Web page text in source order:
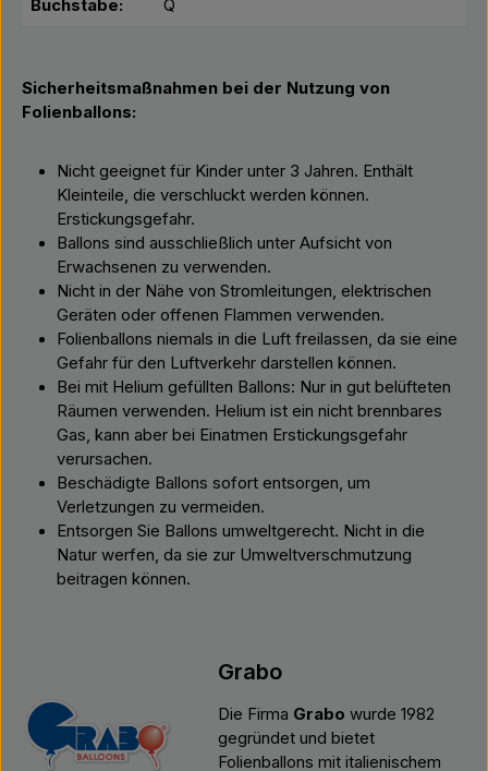
Buchstabe: Q
Sicherheitsmaßnahmen bei der Nutzung von
Folienballons:
Nicht geeignet für Kinder unter 3 Jahren. Enthält
Kleinteile, die verschluckt werden können.
Erstickungsgefahr.
Ballons sind ausschließlich unter Aufsicht von
Erwachsenen zu verwenden.
Nicht in der Nähe von Stromleitungen, elektrischen
Geräten oder offenen Flammen verwenden.
Folienballons niemals in die Luft freilassen, da sie eine
Gefahr für den Luftverkehr darstellen können.
Bei mit Helium gefüllten Ballons: Nur in gut belüfteten
Räumen verwenden. Helium ist ein nicht brennbares
Gas, kann aber bei Einatmen Erstickungsgefahr
verursachen.
Beschädigte Ballons sofort entsorgen, um
Verletzungen zu vermeiden.
Entsorgen Sie Ballons umweltgerecht. Nicht in die
Natur werfen, da sie zur Umweltverschmutzung
beitragen können.
Grabo
Die Firma Grabo wurde 1982
gegründet und bietet
Folienballons mit italienischem